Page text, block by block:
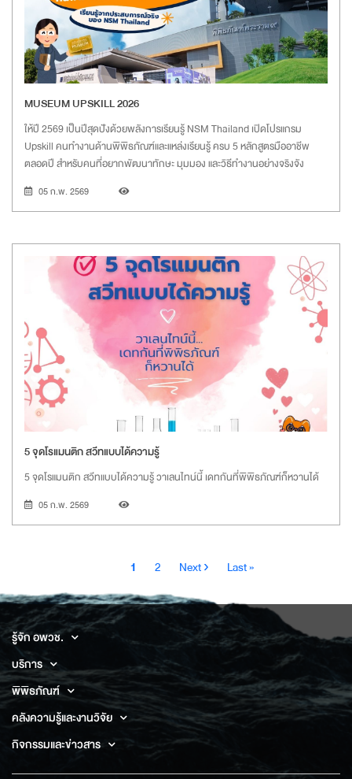
MUSEUM UPSKILL 2026
ให้ปี 2569 เป็นปีสุดปังด้วยพลังการเรียนรู้ NSM Thailand เปิดโปรแกรม
Upskill คนทำงานด้านพิพิธภัณฑ์และแหล่งเรียนรู้ ครบ 5 หลักสูตรมืออาชีพ
ตลอดปี สำหรับคนที่อยากพัฒนาทักษะ มุมมอง และวิธีทำงานอย่างจริงจัง
05 ก.พ. 2569
5 จุดโรแมนติก สวีทแบบได้ความรู้
5 จุดโรแมนติก สวีทแบบได้ความรู้ วาเลนไทน์นี้ เดทกันที่พิพิธภัณฑ์ก็หวานได้
05 ก.พ. 2569
Current
1 Page
2
Next
Next ›
Last
Last »
รู้จัก อพวช.
บริการ
พิพิธภัณฑ์
คลังความรู้และงานวิจัย
กิจกรรมและข่าวสาร